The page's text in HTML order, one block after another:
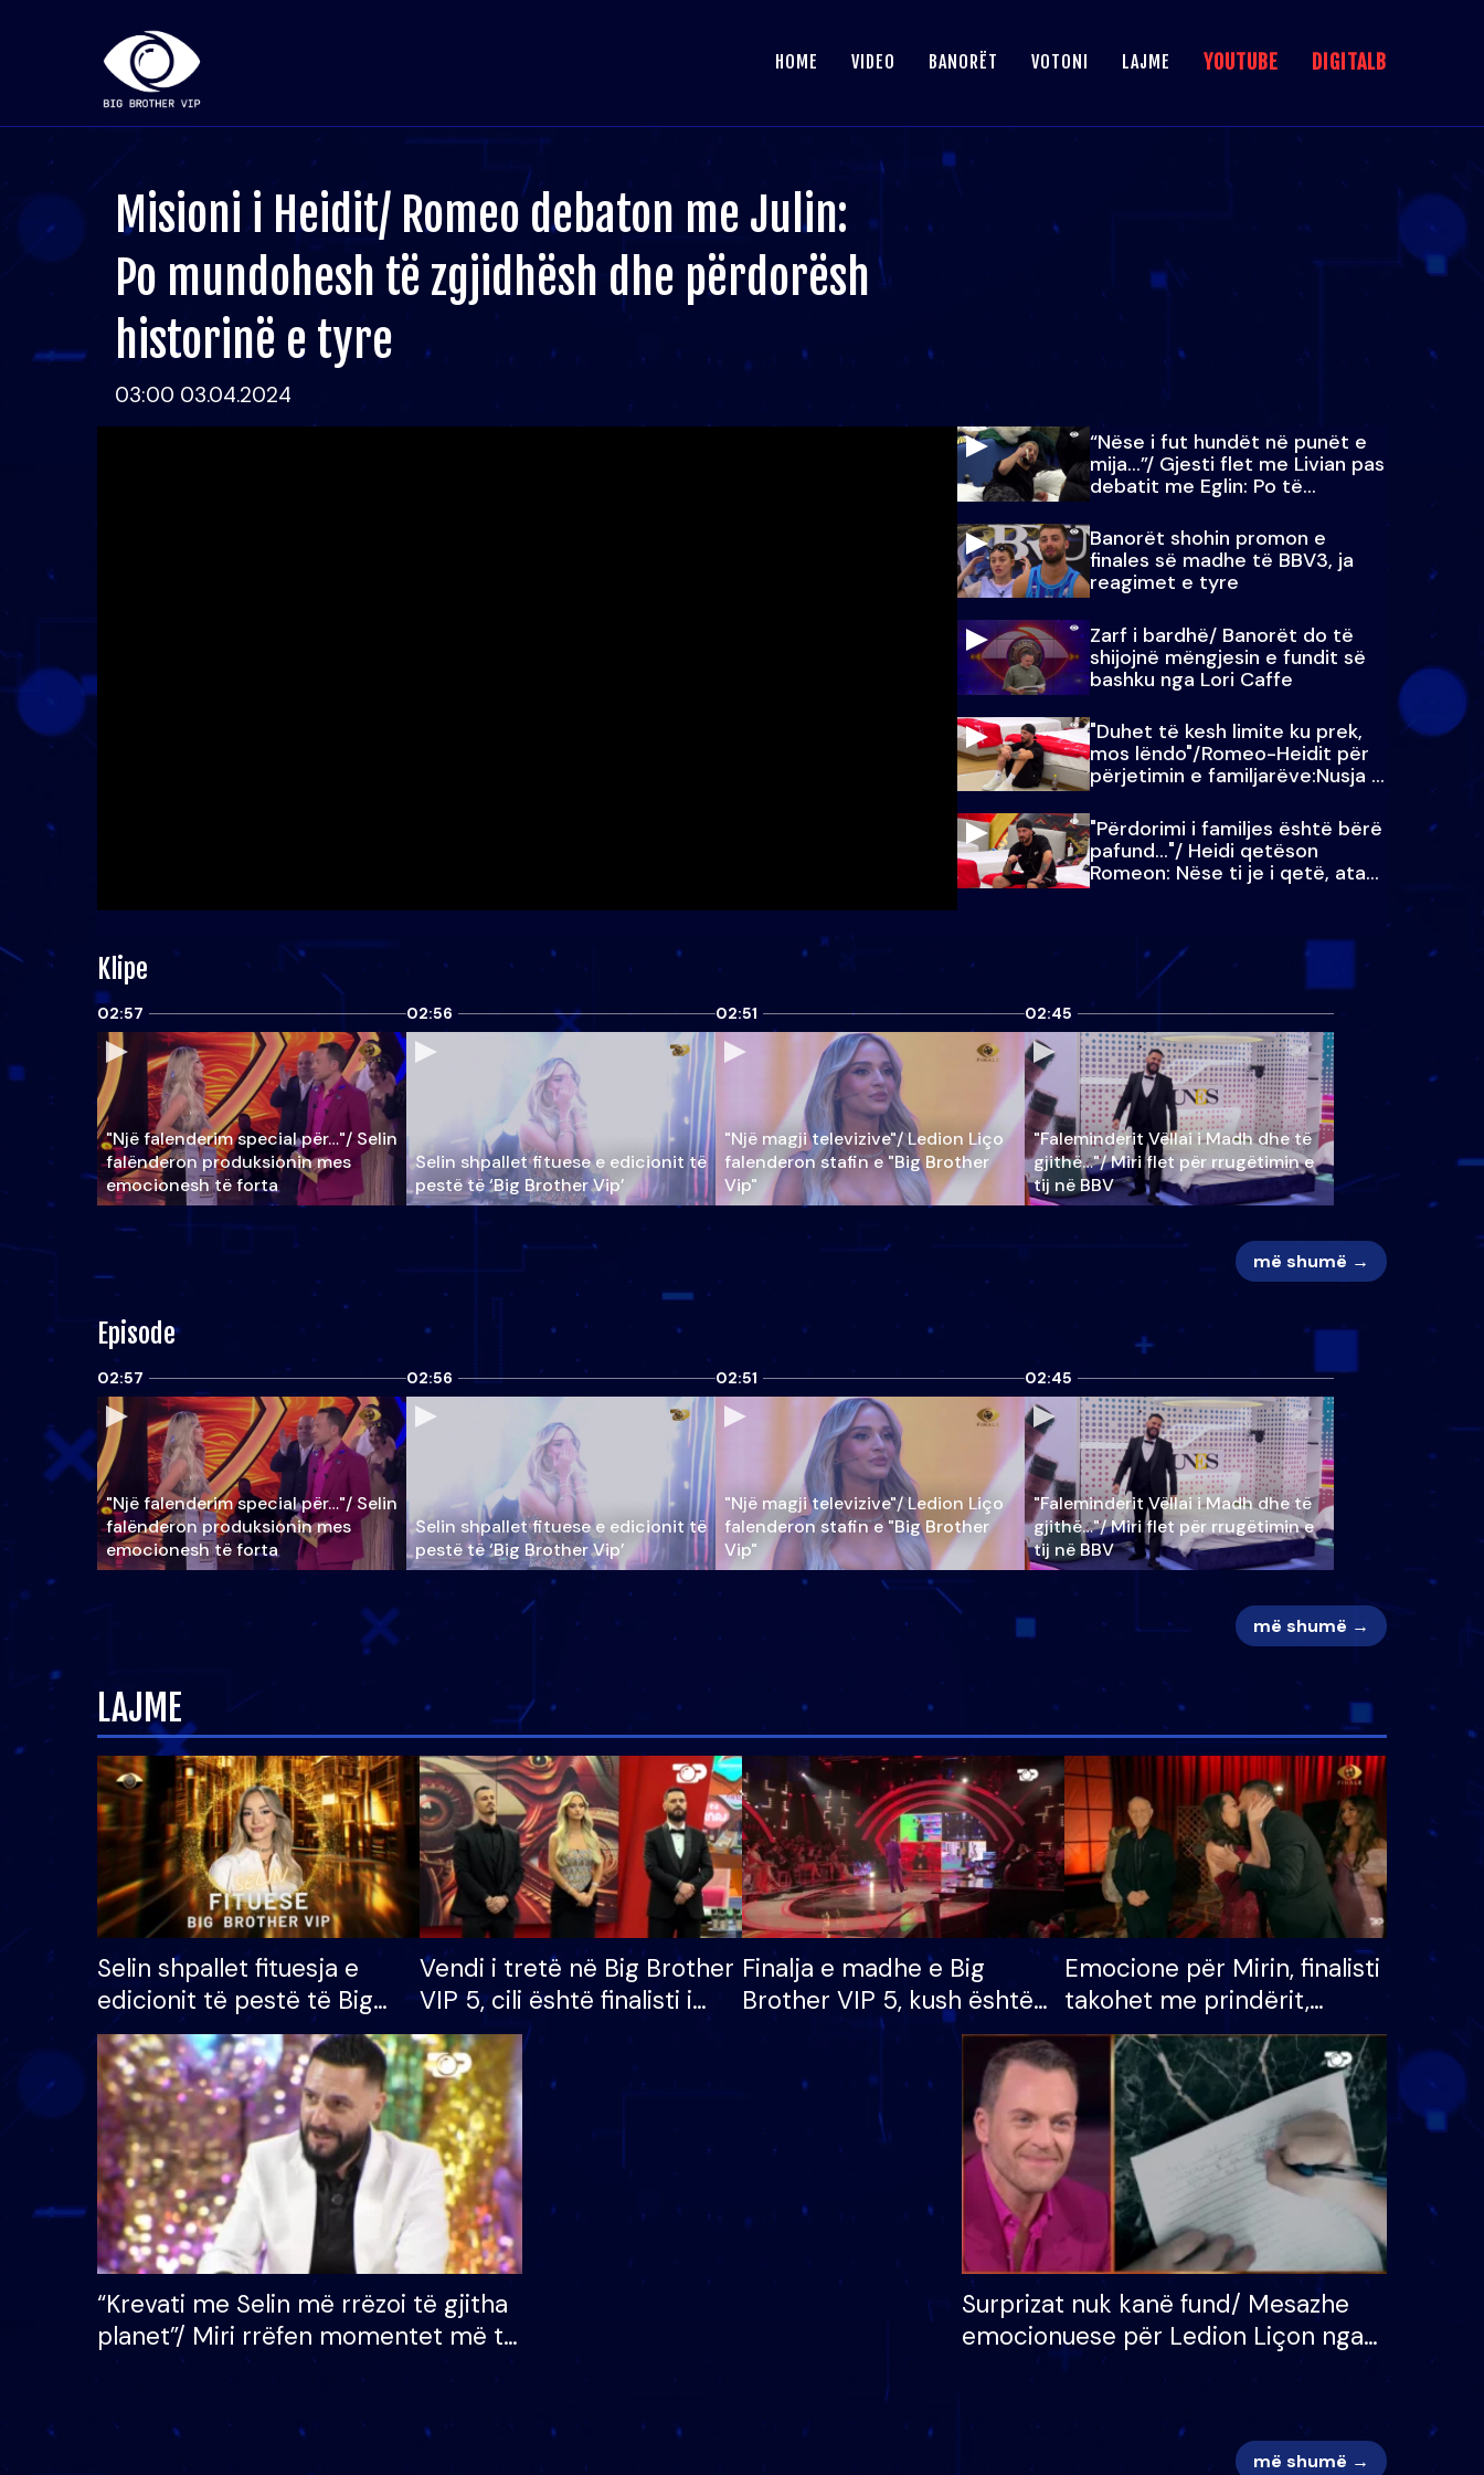
HOME VIDEO BANORËT VOTONI LAJME YOUTUBE DIGITALB
Misioni i Heidit/ Romeo debaton me Julin:
Po mundohesh të zgjidhësh dhe përdorësh
historinë e tyre
03:00 03.04.2024
“Nëse i fut hundët në punët e
mija…”/ Gjesti flet me Livian pas
debatit me Eglin: Po të
paralajmëroj
Banorët shohin promon e
finales së madhe të BBV3, ja
reagimet e tyre
Zarf i bardhë/ Banorët do të
shijojnë mëngjesin e fundit së
bashku nga Lori Caffe
"Duhet të kesh limite ku prek,
mos lëndo"/Romeo-Heidit për
përjetimin e familjarëve:Nusja e
Julit…
"Përdorimi i familjes është bërë
pafund…"/ Heidi qetëson
Romeon: Nëse ti je i qetë, ata
qetësohen
Klipe
02:57
"Një falenderim special për…"/ Selin
falënderon produksionin mes
emocionesh të forta
02:56
Selin shpallet fituese e edicionit të
pestë të ‘Big Brother Vip’
02:51
"Një magji televizive"/ Ledion Liço
falenderon stafin e "Big Brother
Vip"
02:45
"Faleminderit Vëllai i Madh dhe të
gjithë…"/ Miri flet për rrugëtimin e
tij në BBV
më shumë →
Episode
02:57
"Një falenderim special për…"/ Selin
falënderon produksionin mes
emocionesh të forta
02:56
Selin shpallet fituese e edicionit të
pestë të ‘Big Brother Vip’
02:51
"Një magji televizive"/ Ledion Liço
falenderon stafin e "Big Brother
Vip"
02:45
"Faleminderit Vëllai i Madh dhe të
gjithë…"/ Miri flet për rrugëtimin e
tij në BBV
më shumë →
LAJME
Selin shpallet fituesja e
edicionit të pestë të Big
Brother VIP, rrëmben
çmimin e madh prej 100
mijë eurosh
Vendi i tretë në Big Brother
VIP 5, cili është finalisti i
radhës që lë shtëpinë
Finalja e madhe e Big
Brother VIP 5, kush është
banori i parë që lë shtëpinë
dhe humb mundësinë për
të fituar çmimin e madh
Emocione për Mirin, finalisti
takohet me prindërit,
vajzën dhe bashkëshorten:
S’kemi ndonjë letër divorci
apo jo?
“Krevati me Selin më rrëzoi të gjitha
planet”/ Miri rrëfen momentet më të
bukura në shtëpinë e BB VIP: Do më
Surprizat nuk kanë fund/ Mesazhe
emocionuese për Ledion Liçon nga
nëna dhe fëmijët e tij, moderatori
më shumë →